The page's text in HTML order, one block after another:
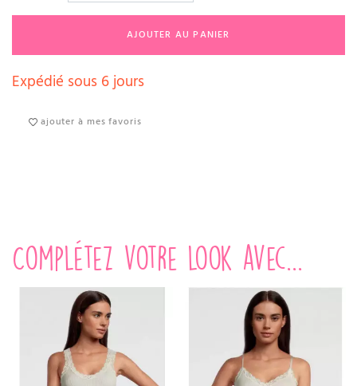
AJOUTER AU PANIER
Expédié sous 6 jours
ajouter à mes favoris
Complétez votre look avec...